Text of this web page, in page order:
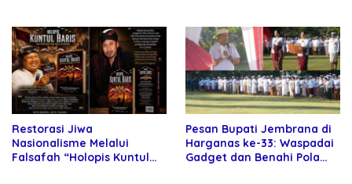
Restorasi Jiwa
Nasionalisme Melalui
Falsafah “Holopis Kuntul
Pesan Bupati Jembrana di
Harganas ke-33: Waspadai
Gadget dan Benahi Pola